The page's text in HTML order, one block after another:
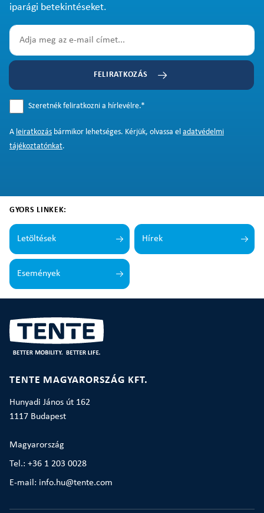
iparági betekintéseket.
FELIRATKOZÁS
Szeretnék feliratkozni a hírlevélre.*
A leiratkozás bármikor lehetséges. Kérjük, olvassa el adatvédelmi
tájékoztatónkat.
GYORS LINKEK:
Letöltések Hírek
Események
TENTE MAGYARORSZÁG KFT.
Hunyadi János út 162
1117 Budapest
Magyarország
Tel.: +36 1 203 0028
E-mail: info.hu@tente.com